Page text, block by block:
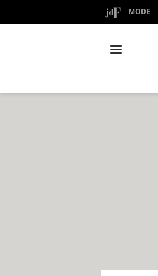
MODE